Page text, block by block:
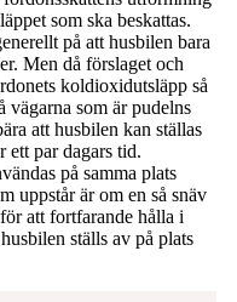
som ska beskattas.
på att husbilen bara
Men då förslaget och
koldioxidutsläpp så
vägarna som är pudelns
att husbilen kan ställas
par dagars tid.
på samma plats
uppstår är om en så snäv
att fortfarande hålla i
ställs av på plats